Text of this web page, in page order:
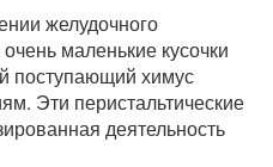
желудочного
маленькие кусочки
поступающий химус
Эти перистальтические
деятельность